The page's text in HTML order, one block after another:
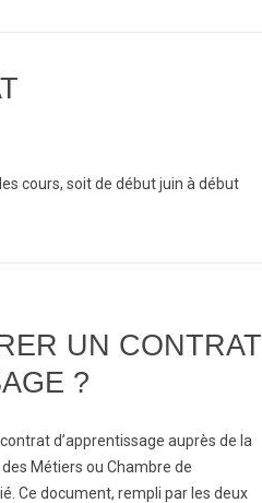
cours, soit de début juin à début
UN CONTRAT
?
d’apprentissage auprès de la
Métiers ou Chambre de
Ce document, rempli par les deux